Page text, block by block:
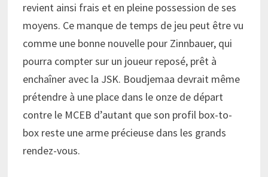
revient ainsi frais et en pleine possession de ses
moyens. Ce manque de temps de jeu peut être vu
comme une bonne nouvelle pour Zinnbauer, qui
pourra compter sur un joueur reposé, prêt à
enchaîner avec la JSK. Boudjemaa devrait même
prétendre à une place dans le onze de départ
contre le MCEB d’autant que son profil box-to-
box reste une arme précieuse dans les grands
rendez-vous.